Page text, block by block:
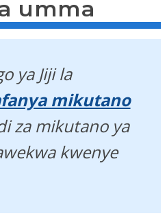
umma
ya Jiji la
mikutano
za mikutano ya
kwenye